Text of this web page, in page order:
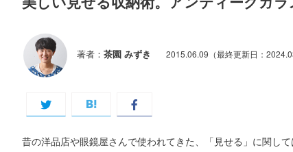
著者： 茶園 みずき 2015.06.09 （最終更新日：
昔の洋品店や眼鏡屋さんで使われてきた、「見せる」に関し